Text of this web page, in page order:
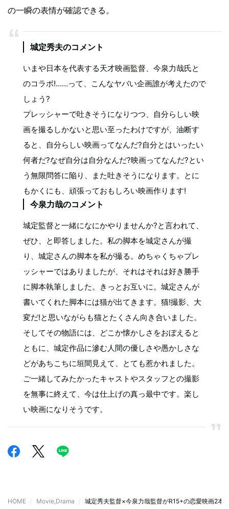
の一瞬の表情が確認できる。
城定秀夫のコメント
いまや日本を代表する天才映画監督、今泉力哉氏と
のコラボ!......って、こんなヤバい企画誰が考えたので
しょう?
プレッシャーで吐きそうになりつつ、自分らしい映
画を撮るしかないと思い至ったわけですが、油断す
ると、自分らしい映画ってなんだ?自分とはいったい
何者だ?なぜ自分は自分なんだ?映画ってなんだ?とい
う無限問答に陥り、また吐きそうになります。とに
もかくにも、頑張っておもしろい映画作ります!
今泉力哉のコメント
城定監督と一緒になにかやりませんか?と言われて、
ぜひ、と即答しました。私の脚本を城定さんが撮
り、城定さんの脚本を私が撮る。めちゃくちゃプレ
ッシャーではありましたが、それはそれは好き勝手
に脚本執筆しました。きっとお互いに。城定さんが
書いてくれた脚本には猫が出てきます。猫!撮影、大
変だ!と思いながらも猫とたくさん向き合いました。
そしてその物語には、どこか懐かしさをおぼえると
ともに、城定作品に滲む人間の優しさや愚かしさな
どがあちこちに垣間見えて、とても惹かれました。
ご一緒してみたかったキャストやスタッフとの撮影
を無事に終えて、今は仕上げの真っ最中です。楽し
い映画になりそうです。
HOME Movie,Drama 城定秀夫監督×今泉力哉監督がR15+の恋愛映画2本